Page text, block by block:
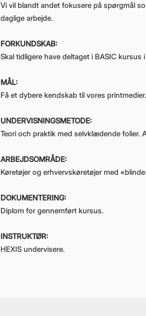
Vi vil blandt andet fokusere på spørgmål
daglige arbejde.
FORKUNDSKAB:
Skal tidligere have deltaget i BASIC
MÅL:
Få et dybere kendskab til vores printmedier.
UNDERVISNINGSMETODE:
Teori och praktik med selvklædende
ARBEJDSOMRÅDE:
Køretøjer og erhvervskøretøjer med
DOKUMENTERING:
Diplom for gennemført kursus.
INSTRUKTØR:
HEXIS undervisere.